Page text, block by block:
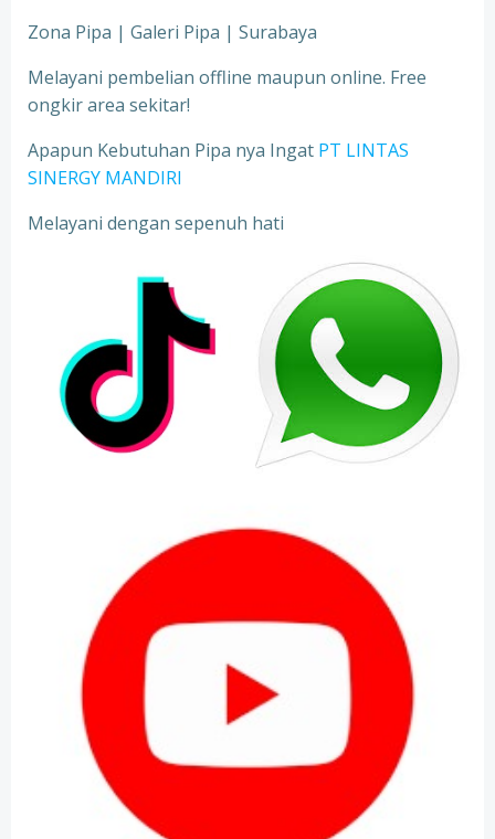
Zona Pipa | Galeri Pipa | Surabaya
Melayani pembelian offline maupun online. Free
ongkir area sekitar!
Apapun Kebutuhan Pipa nya Ingat PT LINTAS
SINERGY MANDIRI
Melayani dengan sepenuh hati